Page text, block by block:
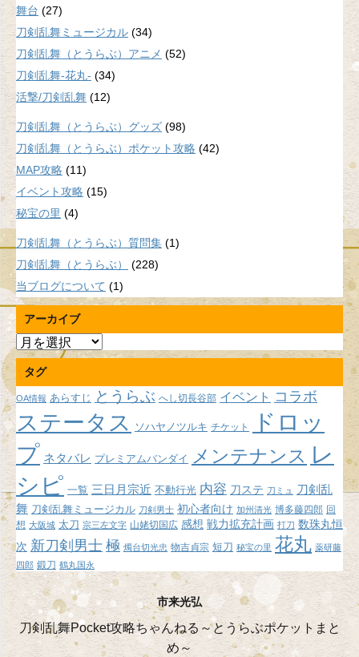
舞台 (27)
刀剣乱舞ミュージカル (34)
刀剣乱舞（とうらぶ）アニメ (52)
刀剣乱舞-花丸- (34)
活撃/刀剣乱舞 (12)
刀剣乱舞（とうらぶ）グッズ (98)
刀剣乱舞（とうらぶ）ポケット攻略 (42)
MAP攻略 (11)
イベント攻略 (15)
秘宝の里 (4)
刀剣乱舞（とうらぶ）質問集 (1)
刀剣乱舞（とうらぶ）
(228)
当ブログについて (1)
アーカイブ
ア
ー
カ
イ
ブ
タグ
OA情報 あらすじ とうらぶ へし切長谷部 イベント コラボ
ステータス ソハヤノツルキ チケット
ドロッ
プ ネタバレ プレミアムバンダイ メンテナンス レ
シピ 一覧 三日月宗近 不動行光 内容 刀ステ 刀ミュ
刀剣乱
舞 刀剣乱舞ミュージカル 刀剣男士 初心者向け 加州清光 博多藤四郎 回
想 大阪城 太刀 宗三左文字 山姥切国広 感想 戦力拡充計画 打刀 数珠丸恒
次 新刀剣男士 極 燭台切光忠 物吉貞宗 短刀 秘宝の里 花丸 薬研藤
四郎 鍛刀 鶴丸国永
市来光弘
刀剣乱舞Pocket攻略ちゃんねる～とうらぶポケットまと
め～